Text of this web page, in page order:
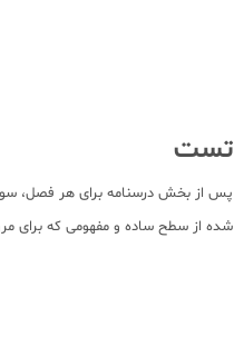
تست
پس از بخش درسنامه برای هر فصل،
شده از سطح ساده و مفهومی که برای